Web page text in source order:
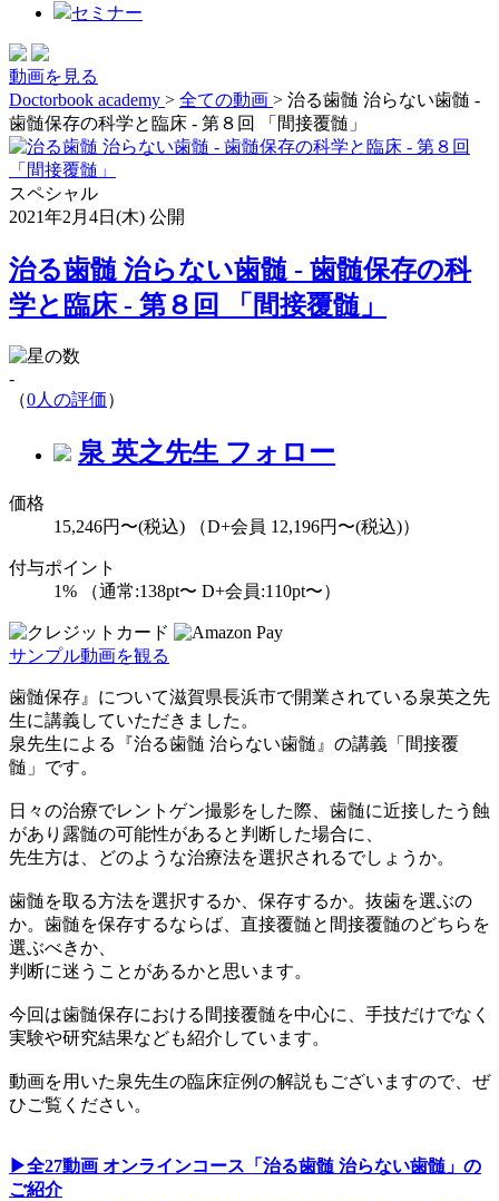
セミナー
動画を見る
Doctorbook academy > 全ての動画 > 治る歯髄 治らない歯髄 -
歯髄保存の科学と臨床 - 第８回 「間接覆髄」
スペシャル
2021年2月4日(木) 公開
治る歯髄 治らない歯髄 - 歯髄保存の科
学と臨床 - 第８回 「間接覆髄」
-
（0人の評価）
泉 英之先生 フォロー
価格
15,246円〜(税込) （D+会員 12,196円〜(税込)）
付与ポイント
1% （通常:138pt〜 D+会員:110pt〜）
サンプル動画を観る
歯髄保存』について滋賀県長浜市で開業されている泉英之先
生に講義していただきました。
泉先生による『治る歯髄 治らない歯髄』の講義「間接覆
髄」です。
日々の治療でレントゲン撮影をした際、歯髄に近接したう蝕
があり露髄の可能性があると判断した場合に、
先生方は、どのような治療法を選択されるでしょうか。
歯髄を取る方法を選択するか、保存するか。抜歯を選ぶの
か。歯髄を保存するならば、直接覆髄と間接覆髄のどちらを
選ぶべきか、
判断に迷うことがあるかと思います。
今回は歯髄保存における間接覆髄を中心に、手技だけでなく
実験や研究結果なども紹介しています。
動画を用いた泉先生の臨床症例の解説もございますので、ぜ
ひご覧ください。
▶全27動画 オンラインコース「治る歯髄 治らない歯髄」の
ご紹介